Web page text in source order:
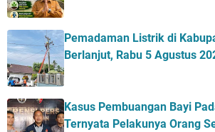
Pemadaman Listrik di
Berlanjut, Rabu 5 Agustus
Kasus Pembuangan Bayi
Ternyata Pelakunya Orang